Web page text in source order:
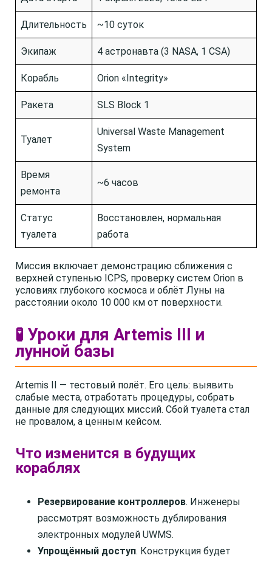
Длительность ~10 суток
Экипаж 4 астронавта (3 NASA, 1 CSA)
Корабль Orion «Integrity»
Ракета SLS Block 1
Туалет
Universal Waste Management
System
Время
ремонта
~6 часов
Статус
туалета
Восстановлен, нормальная
работа
Миссия включает демонстрацию сближения с
верхней ступенью ICPS, проверку систем Orion в
условиях глубокого космоса и облёт Луны на
расстоянии около 10 000 км от поверхности.
🧪 Уроки для Artemis III и
лунной базы
Artemis II — тестовый полёт. Его цель: выявить
слабые места, отработать процедуры, собрать
данные для следующих миссий. Сбой туалета стал
не провалом, а ценным кейсом.
Что изменится в будущих
кораблях
Резервирование контроллеров. Инженеры
рассмотрят возможность дублирования
электронных модулей UWMS.
Упрощённый доступ. Конструкция будет